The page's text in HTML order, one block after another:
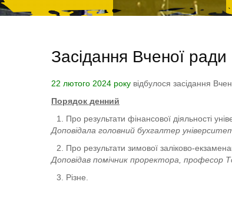
Засідання Вченої ради
22 лютого 2024 року відбулося засідання
Порядок денний
Про результати фінансової діяльності
Доповідала головний бухгалтер
Про результати зимової заліково-
Доповідав помічник проректора, професор
Різне.